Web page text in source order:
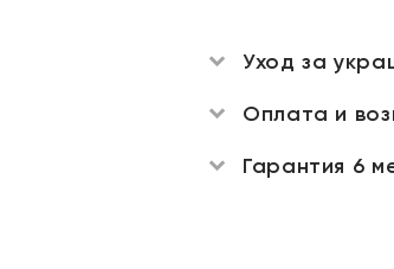
Уход за
Оплата и
Гарантия 6